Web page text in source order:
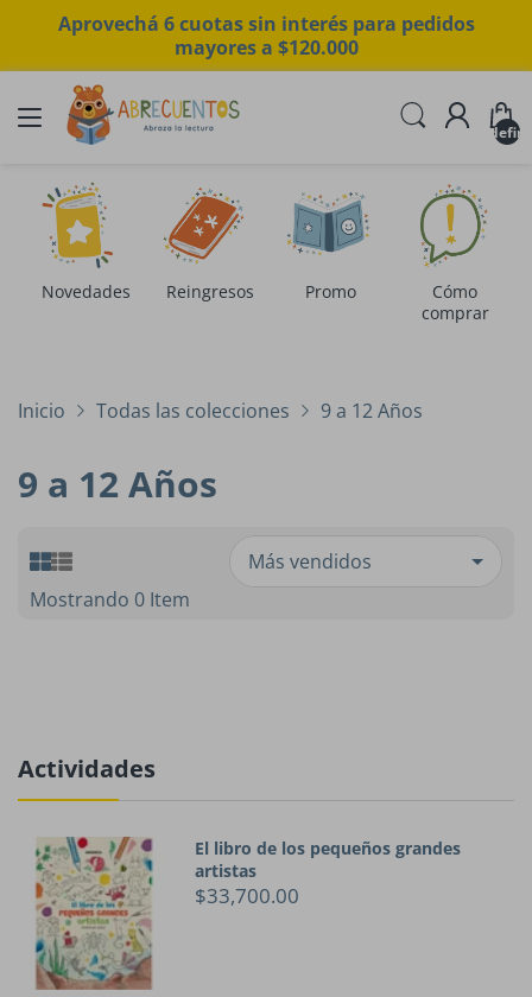
Aprovechá 6 cuotas sin interés para pedidos
mayores a $120.000
Novedades Reingresos Promo
Cómo
comprar
Inicio Todas las colecciones 9 a 12 Años
9 a 12 Años
Mostrando 0 Item
Actividades
El libro de los pequeños grandes
artistas
$33,700.00